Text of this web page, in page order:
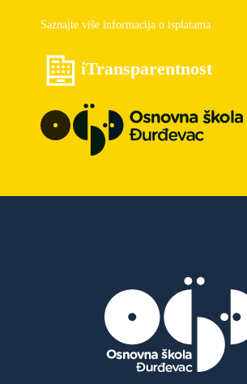
Saznajte više informacija o isplatama
iTransparentnost